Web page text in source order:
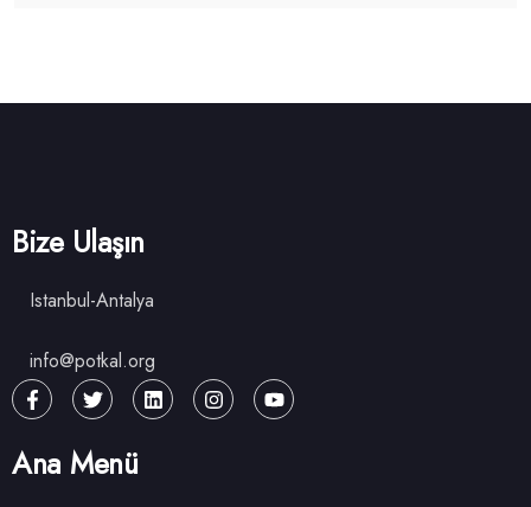
Bize Ulaşın
Istanbul-Antalya
info@potkal.org
Ana Menü